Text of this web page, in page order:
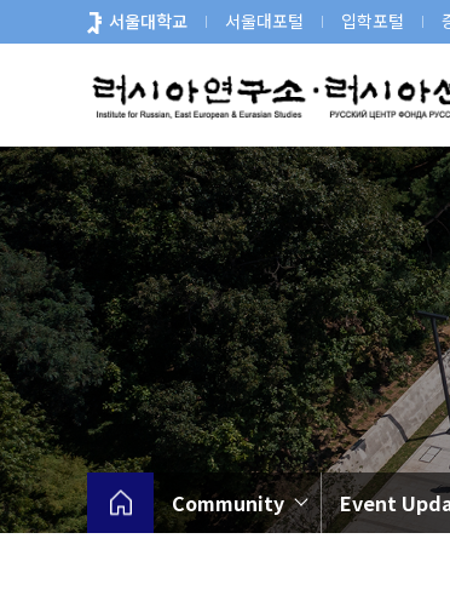
로
뉴
서울대학교 서울대포털 입학포털
Community Event